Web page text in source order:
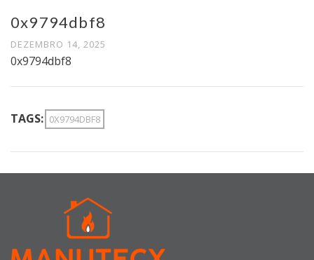
0x9794dbf8
DEZEMBRO 14, 2025
0x9794dbf8
TAGS: 0X9794DBF8